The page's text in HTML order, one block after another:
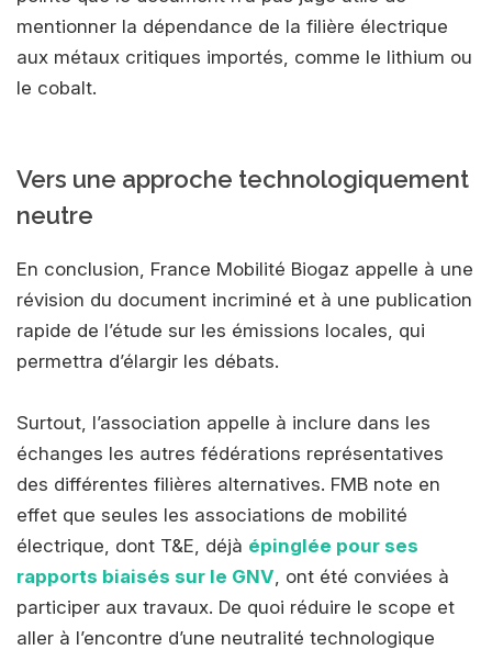
mentionner la dépendance de la filière électrique
aux métaux critiques importés, comme le lithium ou
le cobalt.
Vers une approche technologiquement
neutre
En conclusion, France Mobilité Biogaz appelle à une
révision du document incriminé et à une publication
rapide de l’étude sur les émissions locales, qui
permettra d’élargir les débats.
Surtout, l’association appelle à inclure dans les
échanges les autres fédérations représentatives
des différentes filières alternatives. FMB note en
effet que seules les associations de mobilité
électrique, dont T&E, déjà épinglée pour ses
rapports biaisés sur le GNV , ont été conviées à
participer aux travaux. De quoi réduire le scope et
aller à l’encontre d’une neutralité technologique